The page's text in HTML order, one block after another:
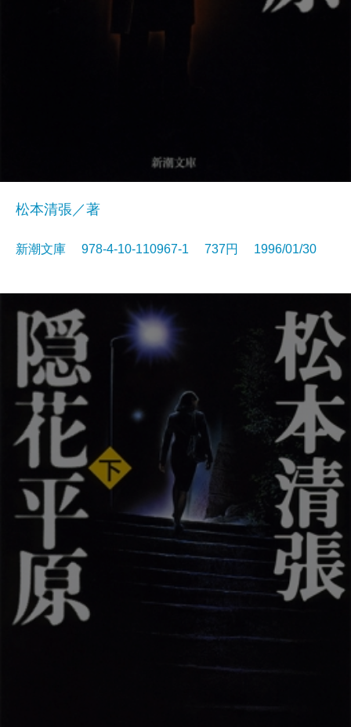
松本清張／著
新潮文庫 978-4-10-110967-1 737円 1996/01/30